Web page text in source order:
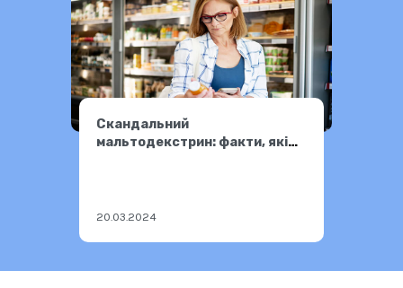
Скандальний
мальтодекстрин: факти, які
20.03.2024